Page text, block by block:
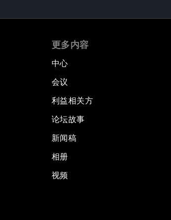
更多内容
中心
会议
利益相关方
论坛故事
新闻稿
相册
视频